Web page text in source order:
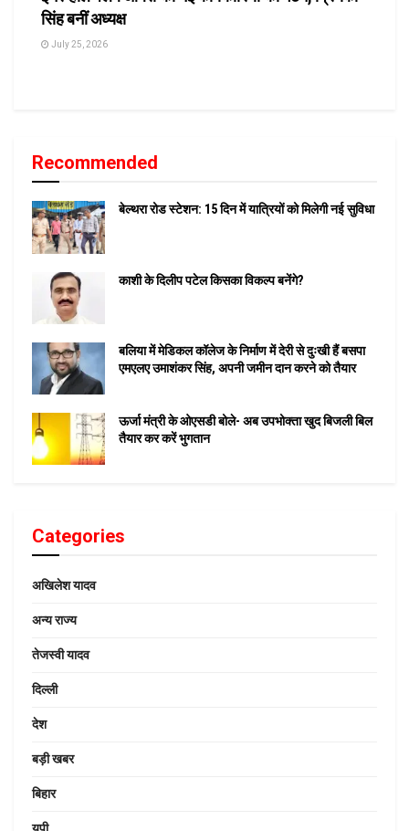
सिंह बनीं अध्यक्ष
July 25, 2026
Recommended
बेल्थरा रोड स्टेशन: 15 दिन में यात्रियों को मिलेगी नई सुविधा
काशी के दिलीप पटेल किसका विकल्प बनेंगे?
बलिया में मेडिकल कॉलेज के निर्माण में देरी से दुःखी हैं बसपा
एमएलए उमाशंकर सिंह, अपनी जमीन दान करने को तैयार
ऊर्जा मंत्री के ओएसडी बोले- अब उपभोक्ता खुद बिजली बिल
तैयार कर करें भुगतान
Categories
अखिलेश यादव
अन्य राज्य
तेजस्वी यादव
दिल्ली
देश
बड़ी खबर
बिहार